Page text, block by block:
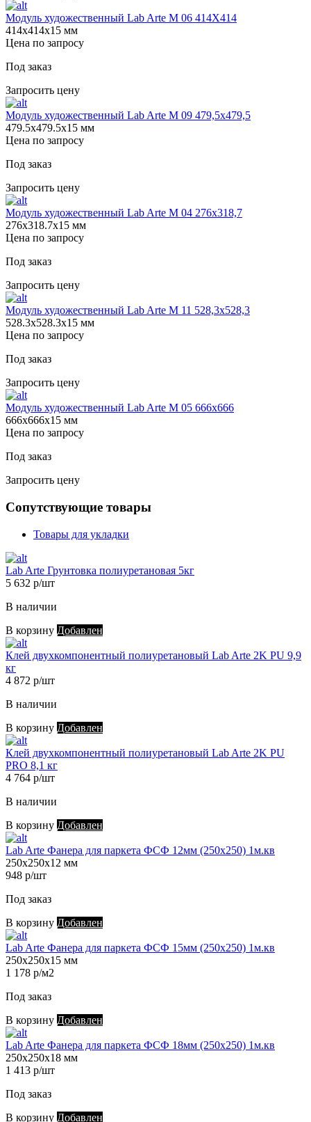
Модуль художественный Lab Arte М 06 414Х414
414х414х15 мм
Цена по запросу
Под заказ
Запросить цену
Модуль художественный Lab Arte М 09 479,5х479,5
479.5х479.5х15 мм
Цена по запросу
Под заказ
Запросить цену
Модуль художественный Lab Arte М 04 276х318,7
276х318.7х15 мм
Цена по запросу
Под заказ
Запросить цену
Модуль художественный Lab Arte М 11 528,3х528,3
528.3х528.3х15 мм
Цена по запросу
Под заказ
Запросить цену
Модуль художественный Lab Arte М 05 666х666
666х666х15 мм
Цена по запросу
Под заказ
Запросить цену
Сопутствующие товары
Товары для укладки
Lab Arte Грунтовка полиуретановая 5кг
5 632 р/шт
В наличии
В корзину Добавлен
Клей двухкомпонентный полиуретановый Lab Arte 2K PU 9,9
кг
4 872 р/шт
В наличии
В корзину Добавлен
Клей двухкомпонентный полиуретановый Lab Arte 2K PU
PRO 8,1 кг
4 764 р/шт
В наличии
В корзину Добавлен
Lab Arte Фанера для паркета ФСФ 12мм (250х250) 1м.кв
250х250х12 мм
948 р/шт
Под заказ
В корзину Добавлен
Lab Arte Фанера для паркета ФСФ 15мм (250х250) 1м.кв
250х250х15 мм
1 178 р/м2
Под заказ
В корзину Добавлен
Lab Arte Фанера для паркета ФСФ 18мм (250х250) 1м.кв
250х250х18 мм
1 413 р/шт
Под заказ
В корзину Добавлен